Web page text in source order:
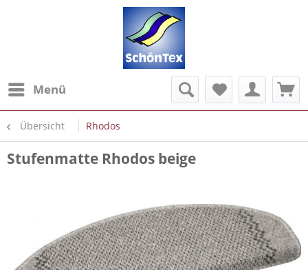
Menü
Übersicht Rhodos
Stufenmatte Rhodos beige